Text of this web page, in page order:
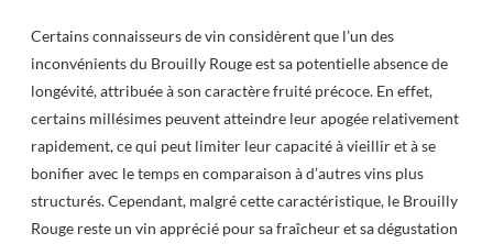
Certains connaisseurs de vin considèrent que l’un des
inconvénients du Brouilly Rouge est sa potentielle absence de
longévité, attribuée à son caractère fruité précoce. En effet,
certains millésimes peuvent atteindre leur apogée relativement
rapidement, ce qui peut limiter leur capacité à vieillir et à se
bonifier avec le temps en comparaison à d’autres vins plus
structurés. Cependant, malgré cette caractéristique, le Brouilly
Rouge reste un vin apprécié pour sa fraîcheur et sa dégustation